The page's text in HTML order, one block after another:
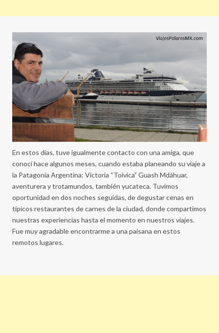
En estos días, tuve igualmente contacto con una amiga, que
conocí hace algunos meses, cuando estaba planeando su viaje a
la Patagonia Argentina: Victoria “Toivica” Guash Mdáhuar,
aventurera y trotamundos, también yucateca. Tuvimos
oportunidad en dos noches seguidas, de degustar cenas en
típicos restaurantes de carnes de la ciudad, donde compartimos
nuestras experiencias hasta el momento en nuestros viajes.
Fue muy agradable encontrarme a una paisana en estos
remotos lugares.